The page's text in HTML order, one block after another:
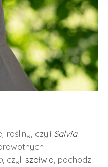
rośliny, czyli Salvia
, czyli szałwia, pochodzi